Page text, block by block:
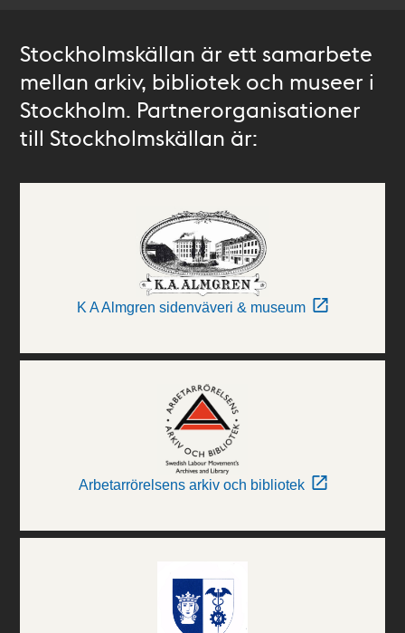
Stockholmskällan är ett samarbete
mellan arkiv, bibliotek och museer i
Stockholm. Partnerorganisationer
till Stockholmskällan är:
K A Almgren sidenväveri & museum
Arbetarrörelsens arkiv och bibliotek